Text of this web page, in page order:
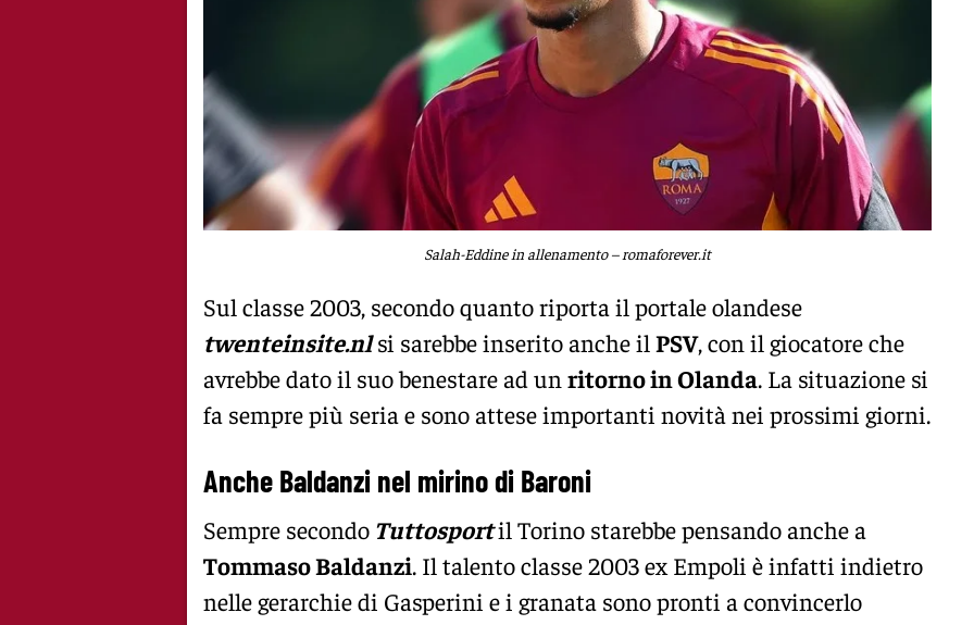
Salah-Eddine in allenamento – romaforever.it
Sul classe 2003, secondo quanto riporta il portale olandese
twenteinsite.nlsi sarebbe inserito anche il PSV, con il giocatore che
avrebbe dato il suo benestare ad un ritorno in Olanda. La situazione si
fa sempre più seria e sono attese importanti novità nei prossimi giorni.
Anche Baldanzi nel mirino di Baroni
Sempre secondo Tuttosportil Torino starebbe pensando anche a
Tommaso Baldanzi. Il talento classe 2003 ex Empoli è infatti indietro
nelle gerarchie di Gasperini e i granata sono pronti a convincerlo